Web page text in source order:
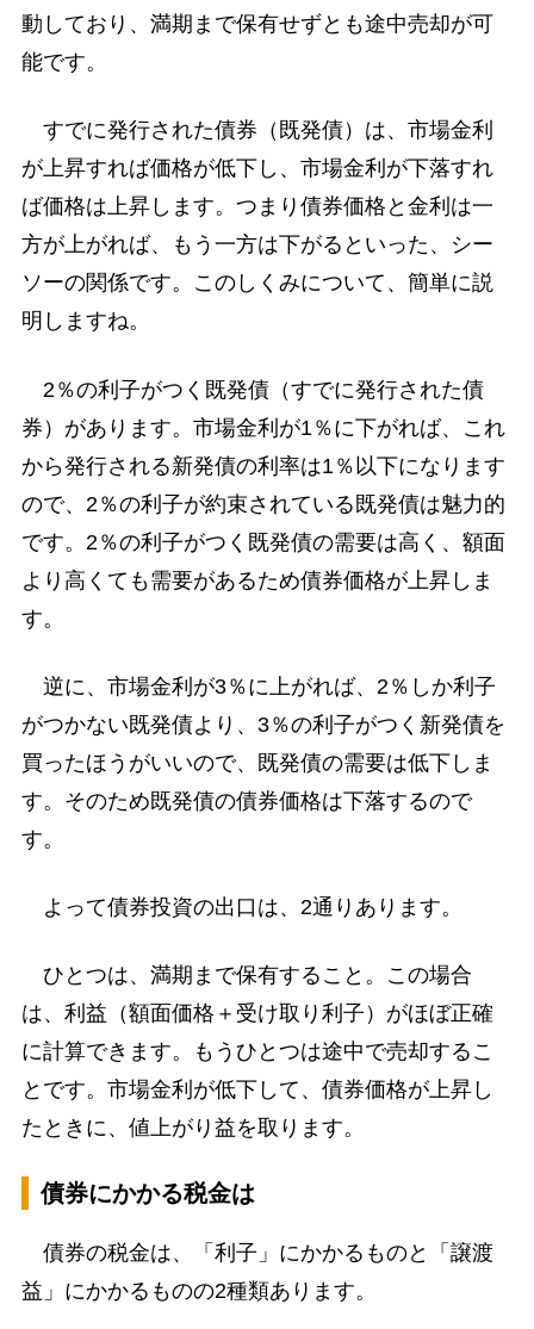
動しており、満期まで保有せずとも途中売却が可
能です。
すでに発行された債券（既発債）は、市場金利
が上昇すれば価格が低下し、市場金利が下落すれ
ば価格は上昇します。つまり債券価格と金利は一
方が上がれば、もう一方は下がるといった、シー
ソーの関係です。このしくみについて、簡単に説
明しますね。
2％の利子がつく既発債（すでに発行された債
券）があります。市場金利が1％に下がれば、これ
から発行される新発債の利率は1％以下になります
ので、2％の利子が約束されている既発債は魅力的
です。2％の利子がつく既発債の需要は高く、額面
より高くても需要があるため債券価格が上昇しま
す。
逆に、市場金利が3％に上がれば、2％しか利子
がつかない既発債より、3％の利子がつく新発債を
買ったほうがいいので、既発債の需要は低下しま
す。そのため既発債の債券価格は下落するので
す。
よって債券投資の出口は、2通りあります。
ひとつは、満期まで保有すること。この場合
は、利益（額面価格＋受け取り利子）がほぼ正確
に計算できます。もうひとつは途中で売却するこ
とです。市場金利が低下して、債券価格が上昇し
たときに、値上がり益を取ります。
債券にかかる税金は
債券の税金は、「利子」にかかるものと「譲渡
益」にかかるものの2種類あります。